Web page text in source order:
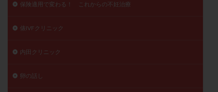
保険適用で変わる！ これからの不妊治療
俵IVFクリニック
内田クリニック
卵の話し